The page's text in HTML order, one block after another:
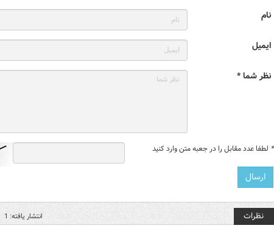
نام
ایمیل
نظر شما *
* لطفا عدد مقابل را در جعبه متن وارد کنید
نظرات انتشار یافته: 1